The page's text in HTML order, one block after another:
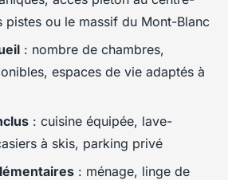
pistes ou le massif du Mont-Blanc
: nombre de chambres,
espaces de vie adaptés à
: cuisine équipée, lave-
à skis, parking privé
: ménage, linge de